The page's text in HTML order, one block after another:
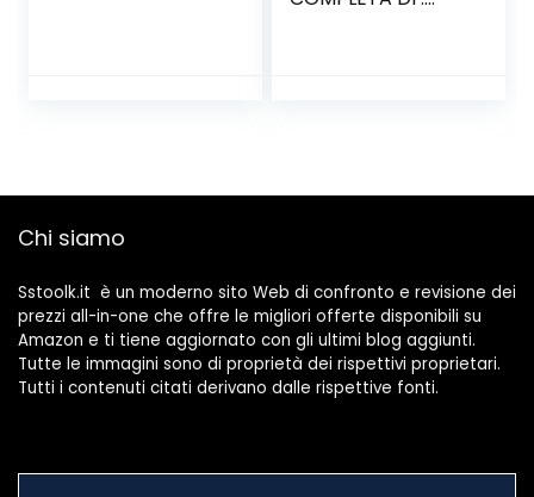
Chi siamo
Sstoolk.it è un moderno sito Web di confronto e revisione dei
prezzi all-in-one che offre le migliori offerte disponibili su
Amazon e ti tiene aggiornato con gli ultimi blog aggiunti.
Tutte le immagini sono di proprietà dei rispettivi proprietari.
Tutti i contenuti citati derivano dalle rispettive fonti.